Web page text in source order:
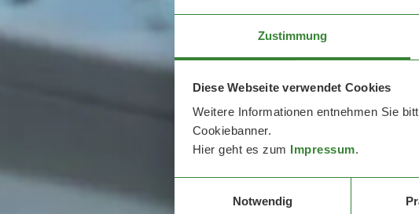
Zustimmung
Diese Webseite verwendet Cookies
Weitere Informationen entnehmen Sie
Cookiebanner.
Hier geht es zum Impressum.
Notwendig